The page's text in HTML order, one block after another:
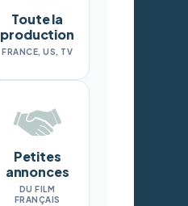
Toute la
production
FRANCE, US, TV
Petites
annonces
DU FILM
FRANÇAIS